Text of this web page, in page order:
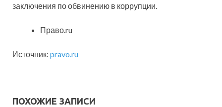
заключения по обвинению в коррупции.
Право.ru
Источник: pravo.ru
ПОХОЖИЕ ЗАПИСИ